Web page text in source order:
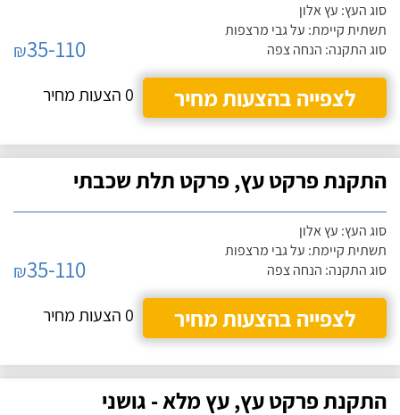
סוג העץ: עץ אלון
תשתית קיימת: על גבי מרצפות
סוג התקנה: הנחה צפה
₪35-110
לצפייה בהצעות מחיר
0 הצעות מחיר
התקנת פרקט עץ, פרקט תלת שכבתי
סוג העץ: עץ אלון
תשתית קיימת: על גבי מרצפות
סוג התקנה: הנחה צפה
₪35-110
לצפייה בהצעות מחיר
0 הצעות מחיר
התקנת פרקט עץ, עץ מלא - גושני